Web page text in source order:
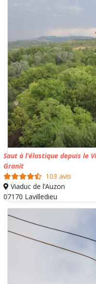
Saut à l’élastique depuis le
Granit
103 avis
Viaduc de l’Auzon
07170 Lavilledieu